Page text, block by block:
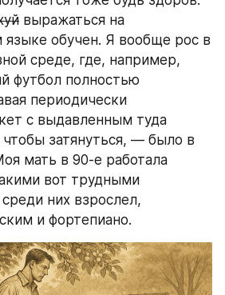
выражаться на
языке обучен. Я вообще рос в
среде, где, например,
футбол полностью
периодически
с выдавленным туда
затянуться, — было в
мать в 90-е работала
вот трудными
них взрослел,
и фортепиано.